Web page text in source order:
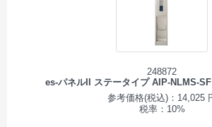
248872
es-パネルII ステータイプ AIP-NLMS-
参考価格(税込)：14,025
税率：10%